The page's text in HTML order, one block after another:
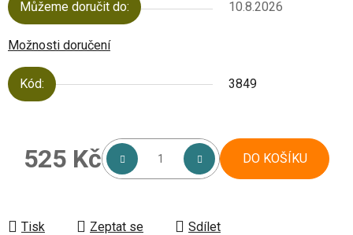
Můžeme doručit do: 10.8.2026
Možnosti doručení
Kód: 3849
525 Kč DO KOŠÍKU
Tisk Zeptat se Sdílet